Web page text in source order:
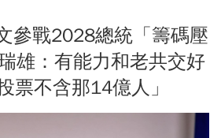
參戰2028總統「籌碼壓
雄：有能力和老共交好
票不含那14億人」